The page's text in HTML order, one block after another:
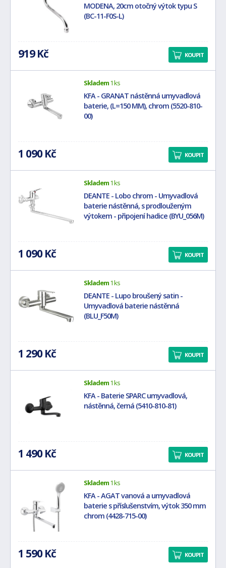
MODENA, 20cm otočný výtok typu S
(BC-11-F0S-L)
919 Kč KOUPIT
Skladem1 ks
KFA - GRANAT nástěnná umyvadlová
baterie, (L=150 MM), chrom (5520-810-
00)
1 090 Kč KOUPIT
Skladem1 ks
DEANTE - Lobo chrom - Umyvadlová
baterie nástěnná, s prodlouženým
výtokem - připojení hadice (BYU_056M)
1 090 Kč KOUPIT
Skladem1 ks
DEANTE - Lupo broušený satin -
Umyvadlová baterie nástěnná
(BLU_F50M)
1 290 Kč KOUPIT
Skladem1 ks
KFA - Baterie SPARC umyvadlová,
nástěnná, černá (5410-810-81)
1 490 Kč KOUPIT
Skladem1 ks
KFA - AGAT vanová a umyvadlová
baterie s příslušenstvím, výtok 350 mm
chrom (4428-715-00)
1 590 Kč KOUPIT